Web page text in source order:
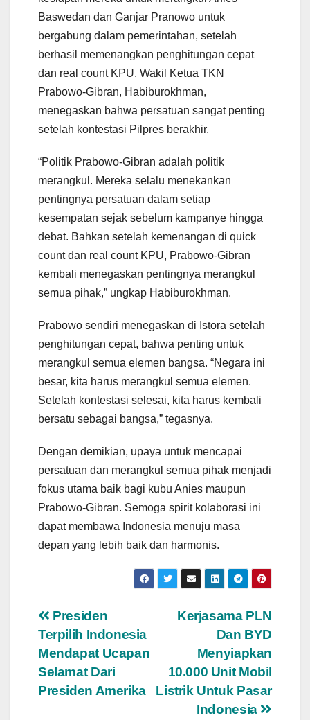
Baswedan dan Ganjar Pranowo untuk
bergabung dalam pemerintahan, setelah
berhasil memenangkan penghitungan cepat
dan real count KPU. Wakil Ketua TKN
Prabowo-Gibran, Habiburokhman,
menegaskan bahwa persatuan sangat penting
setelah kontestasi Pilpres berakhir.
“Politik Prabowo-Gibran adalah politik
merangkul. Mereka selalu menekankan
pentingnya persatuan dalam setiap
kesempatan sejak sebelum kampanye hingga
debat. Bahkan setelah kemenangan di quick
count dan real count KPU, Prabowo-Gibran
kembali menegaskan pentingnya merangkul
semua pihak,” ungkap Habiburokhman.
Prabowo sendiri menegaskan di Istora setelah
penghitungan cepat, bahwa penting untuk
merangkul semua elemen bangsa. “Negara ini
besar, kita harus merangkul semua elemen.
Setelah kontestasi selesai, kita harus kembali
bersatu sebagai bangsa,” tegasnya.
Dengan demikian, upaya untuk mencapai
persatuan dan merangkul semua pihak menjadi
fokus utama baik bagi kubu Anies maupun
Prabowo-Gibran. Semoga spirit kolaborasi ini
dapat membawa Indonesia menuju masa
depan yang lebih baik dan harmonis.
Navigasi
pos
Kerjasama PLN
Dan BYD
Menyiapkan
10.000 Unit Mobil
Listrik Untuk Pasar
Indonesia
Presiden
Terpilih Indonesia
Mendapat Ucapan
Selamat Dari
Presiden Amerika